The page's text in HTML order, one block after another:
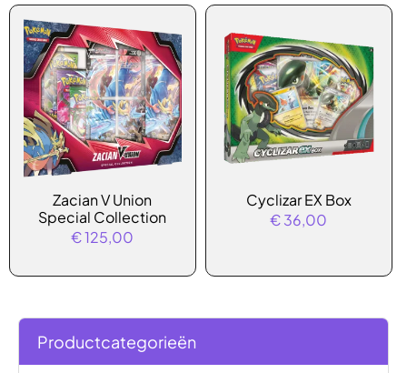
Zacian V Union
Special Collection
€125,00
Cyclizar EX Box
€36,00
Productcategorieën